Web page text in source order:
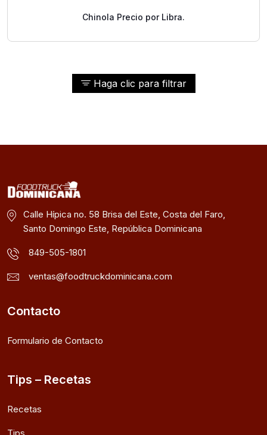
Haga clic para filtrar
Chinola Precio por Libra.
Calle Hípica no. 58 Brisa del Este, Costa del Faro,
Santo Domingo Este, República Dominicana
849-505-1801
ventas@foodtruckdominicana.com
Contacto
Formulario de Contacto
Tips – Recetas
Recetas
Tips